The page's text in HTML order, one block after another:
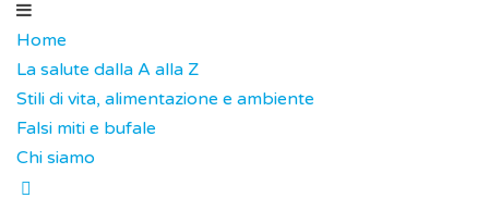
Home
La salute dalla A alla Z
Stili di vita, alimentazione e ambiente
Falsi miti e bufale
Chi siamo